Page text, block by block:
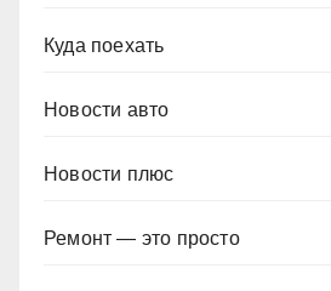
Куда поехать
Новости авто
Новости плюс
Ремонт — это просто